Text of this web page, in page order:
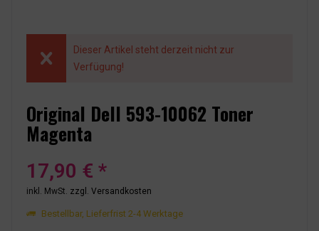
Dieser Artikel steht derzeit nicht zur
Verfügung!
Original Dell 593-10062 Toner
Magenta
17,90 € *
inkl. MwSt. zzgl. Versandkosten
Bestellbar, Lieferfrist 2-4 Werktage